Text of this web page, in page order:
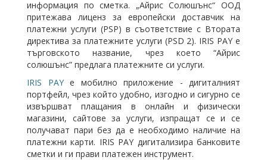
информация по сметка. „Айрис Солюшънс“ ООД
притежава лиценз за европейски доставчик на
платежни услуги (PSP) в съответствие с Втората
директива за платежните услуги (PSD 2). IRIS PAY е
търговското название, чрез коeто “Айрис
солюшънс” предлага платежните си услуги.
IRIS PAYe мобилно приложение - дигиталният
портфейл, чрез който удобно, изгодно и сигурно се
извършват плащания в онлайн и физически
магазини, сайтове за услуги, изпращат се и се
получават пари без да е необходимо наличие на
платежни карти. IRIS PAY дигитализира банковите
сметки и ги прави платежен инструмент.